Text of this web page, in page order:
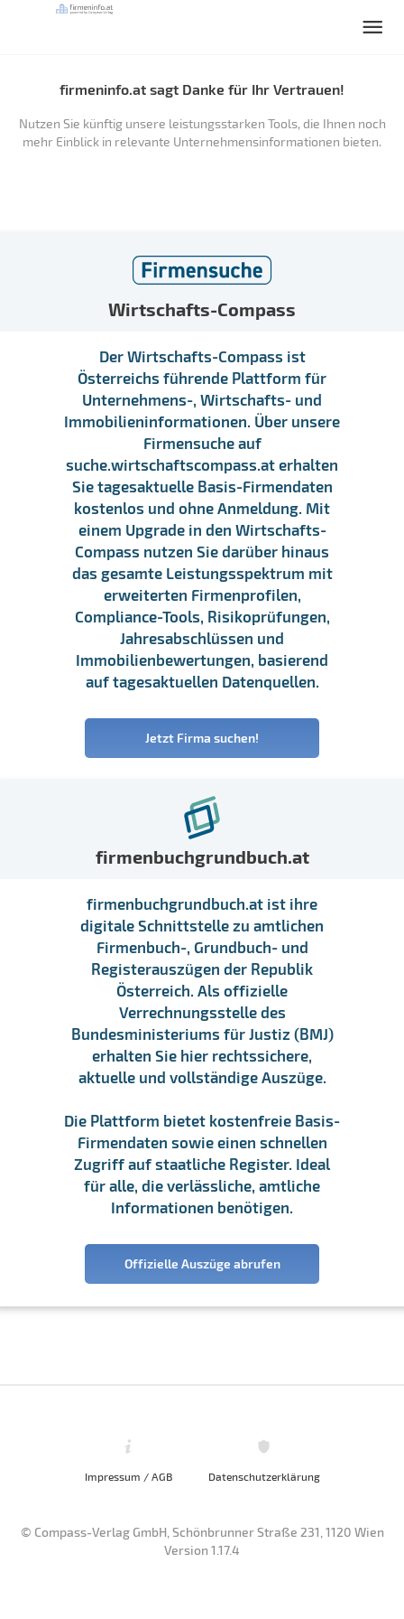
firmeninfo.at sagt Danke für Ihr Vertrauen!
Nutzen Sie künftig unsere leistungsstarken Tools, die Ihnen noch
mehr Einblick in relevante Unternehmensinformationen bieten.
Wirtschafts-Compass
Der Wirtschafts-Compass ist
Österreichs führende Plattform für
Unternehmens-, Wirtschafts- und
Immobilieninformationen. Über unsere
Firmensuche auf
suche.wirtschaftscompass.at erhalten
Sie tagesaktuelle Basis-Firmendaten
kostenlos und ohne Anmeldung. Mit
einem Upgrade in den Wirtschafts-
Compass nutzen Sie darüber hinaus
das gesamte Leistungsspektrum mit
erweiterten Firmenprofilen,
Compliance-Tools, Risikoprüfungen,
Jahresabschlüssen und
Immobilienbewertungen, basierend
auf tagesaktuellen Datenquellen.
Jetzt Firma suchen!
firmenbuchgrundbuch.at
firmenbuchgrundbuch.at ist ihre
digitale Schnittstelle zu amtlichen
Firmenbuch-, Grundbuch- und
Registerauszügen der Republik
Österreich. Als offizielle
Verrechnungsstelle des
Bundesministeriums für Justiz (BMJ)
erhalten Sie hier rechtssichere,
aktuelle und vollständige Auszüge.
Die Plattform bietet kostenfreie Basis-
Firmendaten sowie einen schnellen
Zugriff auf staatliche Register. Ideal
für alle, die verlässliche, amtliche
Informationen benötigen.
Offizielle Auszüge abrufen
Impressum / AGB Datenschutzerklärung
© Compass-Verlag GmbH, Schönbrunner Straße 231, 1120 Wien
Version 1.17.4